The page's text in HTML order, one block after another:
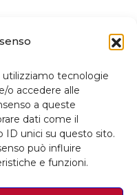
utilizziamo tecnologie
o accedere alle
a queste
dati come il
unici su questo sito.
può influire
e funzioni.
Credits